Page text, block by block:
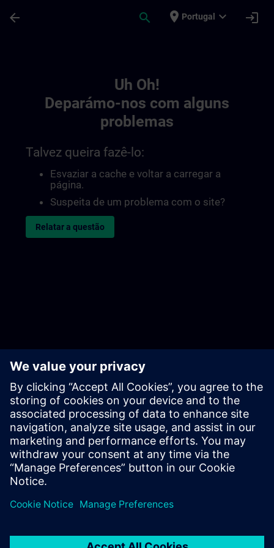
arrow_back search place Portugal expand_more login
Uh Oh!
Deparámo-nos com alguns
problemas
Talvez queira fazê-lo:
Esvaziar a cache e voltar a carregar a
página.
Suspeita de um problema com o site?
Relatar a questão